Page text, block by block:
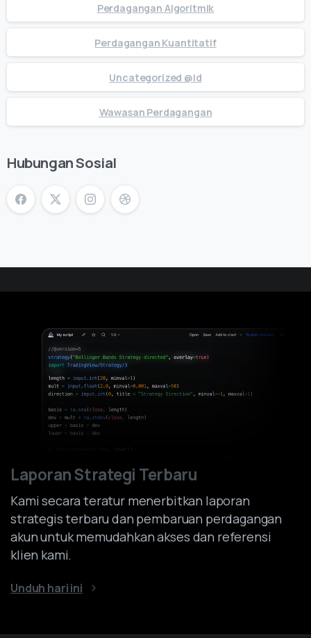
Perdagangan Algoritmik
Perdagangan Kuantitatif
Uncategorized @id
Wawasan Perdagangan
Hubungan Sosial
Laporan Strategi Terbaru
Kami secara teratur menerbitkan laporan
strategis terbaru dan pembaruan perdagangan
akun untuk memudahkan akses dan referensi
klien kami.
Unduh hari ini